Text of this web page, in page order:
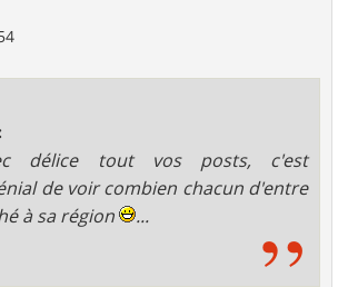
délice tout vos posts, c'est
de voir combien chacun d'entre
à sa région
...